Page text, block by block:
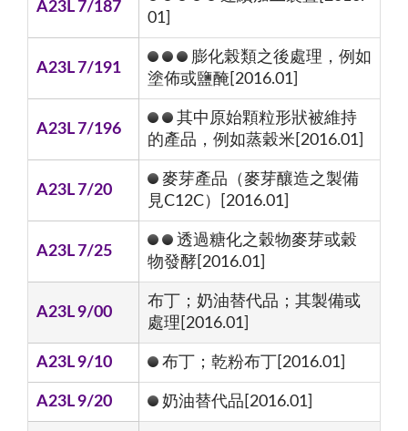
A23L 7/187
01]
A23L 7/191
膨化榖類之後處理，例如
塗佈或鹽醃[2016.01]
A23L 7/196
其中原始顆粒形狀被維持
的產品，例如蒸穀米[2016.01]
A23L 7/20
麥芽產品（麥芽釀造之製備
見C12C）[2016.01]
A23L 7/25
透過糖化之穀物麥芽或穀
物發酵[2016.01]
A23L 9/00
布丁；奶油替代品；其製備或
處理[2016.01]
A23L 9/10 布丁；乾粉布丁[2016.01]
A23L 9/20 奶油替代品[2016.01]